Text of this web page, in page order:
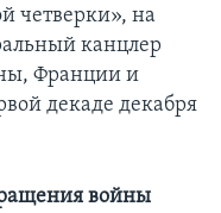
четверки», на
канцлер
Франции и
декаде декабря
войны